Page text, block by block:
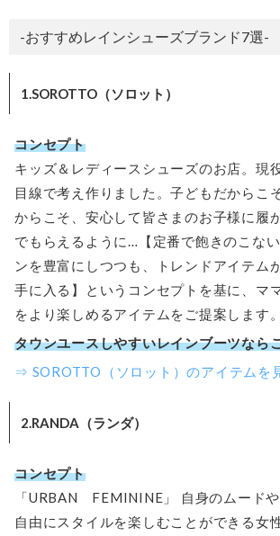
-おすすめレインシューズブランド7選-
1.SOROTTO（ソロット）
コンセプト
キッズ＆レディースシューズのお店。現
目線で考え作りました。子どもだからこ
からこそ、安心して皆さまのお子様に履
でもらえるように…【定番で飽きのこな
ンを豊富にしつつも、トレンドアイテム
手に入る】というコンセプトを基に、マ
をより楽しめるアイテムをご提案します。
タウンユースしやすいレインブーツなら
⇒ SOROTTO（ソロット）のアイテムを
2.RANDA（ランダ）
コンセプト
「URBAN FEMININE」 自身のムード
自由にスタイルを楽しむことができる女